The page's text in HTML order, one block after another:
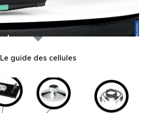
Le guide des cellules